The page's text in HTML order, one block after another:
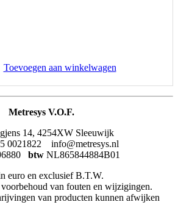
Toevoegen aan winkelwagen
Metresys V.O.F.
14, 4254XW Sleeuwijk
0021822 info@metresys.nl
btw NL865844884B01
euro en exclusief B.T.W.
van fouten en wijzigingen.
van producten kunnen afwijken